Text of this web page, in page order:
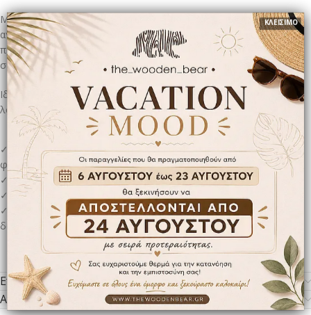
Μιααναμνηστική ξύλινη κάρτα
, φτιαγμένη με προσοχή και
αγάπη, που δίνει τη δυνατότητα χάραξης των δικών σας
προσωπικών στοιχείων και λόγων. Ένα δώρο μοναδικό, γεμάτο
συναίσθημα, που θα μείνει για πάντα ως πολύτιμη ανάμνηση.
Ιδανική για ξεχωριστές στιγμές και γιορτές, για να πείτε με λίγα
λόγια… όσα νιώθετε από καρδιάς.
✓ Ξύλινη κάρτα σχεδιασμένη και χαραγμένη με Laser, διαθέτοντας
φόντο ροζ χαρτί.
✓ Διάσταση 12cm x 17cm​
✓Διατίθεται Σταντ για τοποθέτηση κάρτας.​
✓ Συνοδεύεται με Κραφτ φάκελο για να είναι το πιο ξεχωριστό
δώρο. ​
Επιπλέον πληροφορίες
Αποστολή & παράδοση
ΚΛΕΙΣΙΜΟ